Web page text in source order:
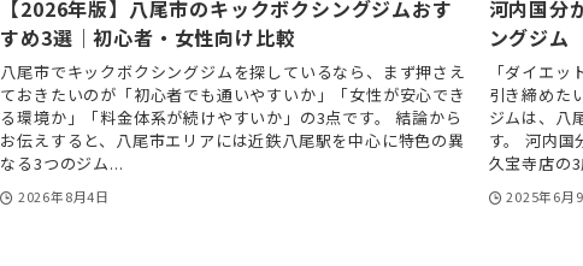
【2026年版】八尾市のキックボクシングジムおす
すめ3選｜初心者・女性向け比較
八尾市でキックボクシングジムを探しているなら、まず押さえ
ておきたいのが「初心者でも通いやすいか」「女性が安心でき
る環境か」「料金体系が続けやすいか」の3点です。 結論から
お伝えすると、八尾市エリアには近鉄八尾駅を中心に特色の異
なる3つのジム...
2026年8月4日
河内国分
ングジム
「ダイエ
引き締めた
ジムは、八
す。 河内国
久宝寺店の
2025年6月